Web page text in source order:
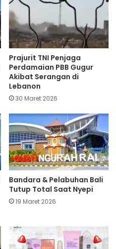
Prajurit TNI Penjaga
Perdamaian PBB Gugur
Akibat Serangan di
Lebanon
30 Maret 2026
Bandara & Pelabuhan Bali
Tutup Total Saat Nyepi
19 Maret 2026